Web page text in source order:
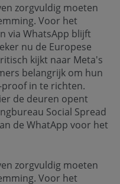
zorgvuldig moeten
Voor het
via WhatsApp blijft
nu de Europese
kijkt naar Meta's
belangrijk om hun
in te richten.
de deuren opent
Social Spread
de WhatApp voor het
zorgvuldig moeten
Voor het